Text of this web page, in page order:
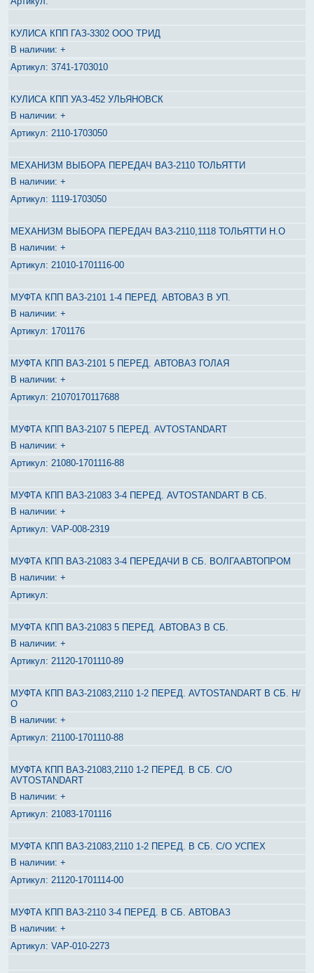
КУЛИСА КПП ГАЗ-3302 ООО ТРИД
+
3741-1703010
КУЛИСА КПП УАЗ-452 УЛЬЯНОВСК
+
2110-1703050
МЕХАНИЗМ ВЫБОРА ПЕРЕДАЧ ВАЗ-2110 ТОЛЬЯТТИ
+
1119-1703050
МЕХАНИЗМ ВЫБОРА ПЕРЕДАЧ ВАЗ-2110,1118 ТОЛЬЯТТИ Н.О
+
21010-1701116-00
МУФТА КПП ВАЗ-2101 1-4 ПЕРЕД. АВТОВАЗ В УП.
+
1701176
МУФТА КПП ВАЗ-2101 5 ПЕРЕД. АВТОВАЗ ГОЛАЯ
+
21070170117688
МУФТА КПП ВАЗ-2107 5 ПЕРЕД. AVTOSTANDART
+
21080-1701116-88
МУФТА КПП ВАЗ-21083 3-4 ПЕРЕД. AVTOSTANDART В СБ.
+
VAP-008-2319
МУФТА КПП ВАЗ-21083 3-4 ПЕРЕДАЧИ В СБ. ВОЛГААВТОПРОМ
+
МУФТА КПП ВАЗ-21083 5 ПЕРЕД. АВТОВАЗ В СБ.
+
21120-1701110-89
МУФТА КПП ВАЗ-21083,2110 1-2 ПЕРЕД. AVTOSTANDART В СБ. Н/
О
+
21100-1701110-88
МУФТА КПП ВАЗ-21083,2110 1-2 ПЕРЕД. В СБ. С/О
AVTOSTANDART
+
21083-1701116
МУФТА КПП ВАЗ-21083,2110 1-2 ПЕРЕД. В СБ. С/О УСПЕХ
+
21120-1701114-00
МУФТА КПП ВАЗ-2110 3-4 ПЕРЕД. В СБ. АВТОВАЗ
+
VAP-010-2273